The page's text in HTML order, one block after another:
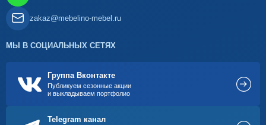
zakaz@mebelino-mebel.ru
МЫ В СОЦИАЛЬНЫХ СЕТЯХ
Группа Вконтакте
Публикуем сезонные акции
и выкладываем портфолио
Telegram канал